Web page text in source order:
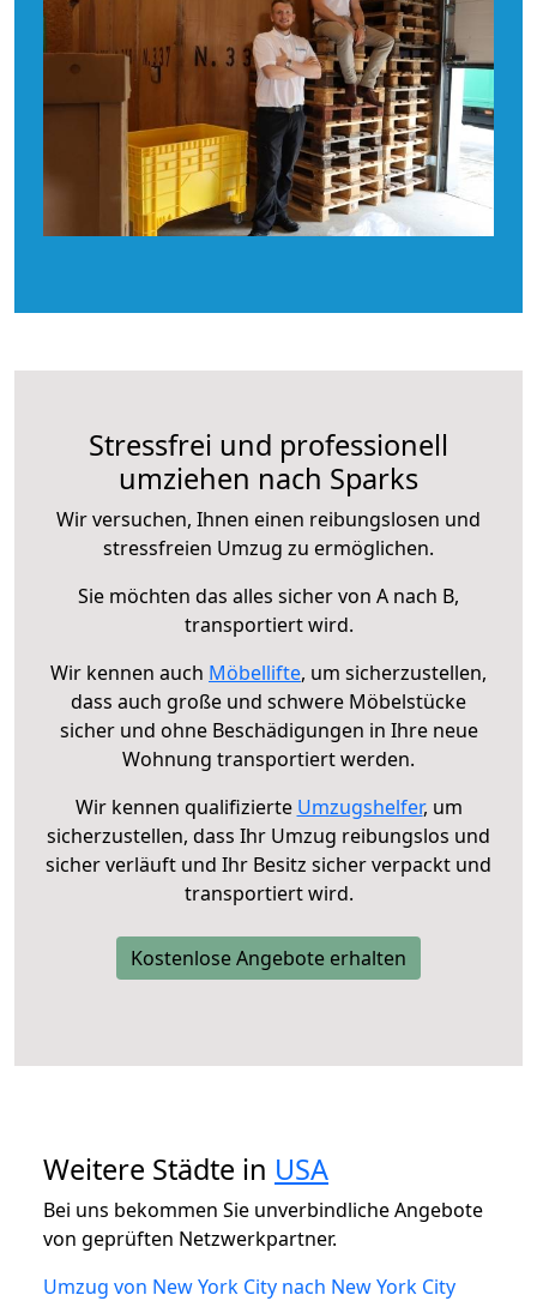
Stressfrei und professionell
umziehen nach Sparks
Wir versuchen, Ihnen einen reibungslosen und
stressfreien Umzug zu ermöglichen.
Sie möchten das alles sicher von A nach B,
transportiert wird.
Wir kennen auch Möbellifte, um sicherzustellen,
dass auch große und schwere Möbelstücke
sicher und ohne Beschädigungen in Ihre neue
Wohnung transportiert werden.
Wir kennen qualifizierte Umzugshelfer, um
sicherzustellen, dass Ihr Umzug reibungslos und
sicher verläuft und Ihr Besitz sicher verpackt und
transportiert wird.
Kostenlose Angebote erhalten
Weitere Städte in USA
Bei uns bekommen Sie unverbindliche Angebote
von geprüften Netzwerkpartner.
Umzug von New York City nach New York City